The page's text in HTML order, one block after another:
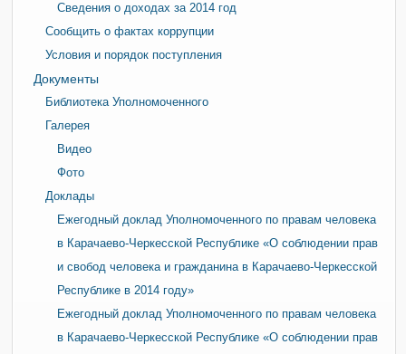
Сведения о доходах за 2014 год
Сообщить о фактах коррупции
Условия и порядок поступления
Документы
Библиотека Уполномоченного
Галерея
Видео
Фото
Доклады
Ежегодный доклад Уполномоченного по правам человека
в Карачаево-Черкесской Республике «О соблюдении прав
и свобод человека и гражданина в Карачаево-Черкесской
Республике в 2014 году»
Ежегодный доклад Уполномоченного по правам человека
в Карачаево-Черкесской Республике «О соблюдении прав